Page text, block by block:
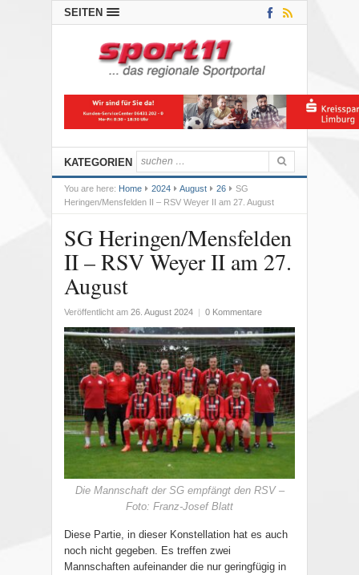
SEITEN
KATEGORIEN
You are here: Home 2024 August 26
SG
Heringen/Mensfelden II – RSV Weyer II am 27. August
SG Heringen/Mensfelden
II – RSV Weyer II am 27.
August
Veröffentlicht am 26. August 2024 0 Kommentare
Die Mannschaft der SG empfängt den RSV –
Foto: Franz-Josef Blatt
Diese Partie, in dieser Konstellation hat es auch
noch nicht gegeben. Es treffen zwei
Mannschaften aufeinander die nur geringfügig in